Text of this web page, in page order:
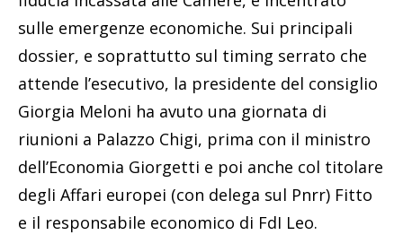
sulle emergenze economiche. Sui principali
dossier, e soprattutto sul timing serrato che
attende l’esecutivo, la presidente del consiglio
Giorgia Meloni ha avuto una giornata di
riunioni a Palazzo Chigi, prima con il ministro
dell’Economia Giorgetti e poi anche col titolare
degli Affari europei (con delega sul Pnrr) Fitto
e il responsabile economico di FdI Leo.